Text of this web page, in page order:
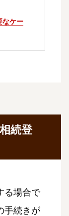
なケー
続登
る場合で
手続きが